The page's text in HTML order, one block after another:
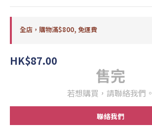
全店，購物滿$800, 免運費
HK$87.00
售完
若想購買，請聯絡我們。
聯絡我們